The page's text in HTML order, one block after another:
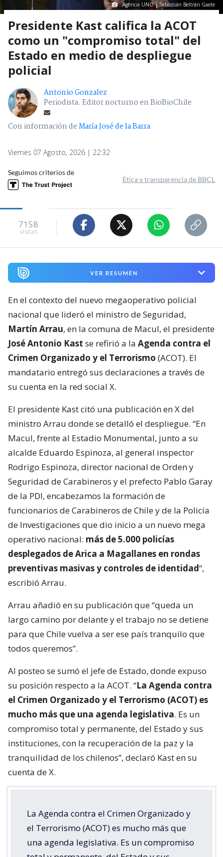
Agencia UNO | Sebastián Beltrán Gaete
Presidente Kast califica la ACOT
como un "compromiso total" del
Estado en medio de despliegue
policial
Antonio Gonzalez
Periodista. Editor nocturno en BioBioChile
Con información deMaría José de la Barra
Viernes 07 Agosto, 2026 | 22:32
Seguimos criterios de
Ética y transparencia de BBCL
7158
visitas
VER RESUMEN
En el contexto del nuevo megaoperativo policial
nacional que lideró el ministro de Seguridad,
Martín Arrau, en la comuna de Macul, el presidente
José Antonio Kast se refirió a la Agenda contra el
Crimen Organizado y el Terrorismo (ACOT). El
mandatario entregó sus declaraciones a través de
su cuenta en la red social X.
El presidente Kast citó una publicación en X del
ministro Arrau donde se detalló el despliegue. “En
Macul, frente al Estadio Monumental, junto a su
alcalde Eduardo Espinoza, al general inspector
Rodrigo Espinoza, director nacional de Orden y
Seguridad de Carabineros y el prefecto Pablo Garay
de la PDI, encabezamos la formación de
funcionarios de Carabineros de Chile y de la Policía
de Investigaciones que dio inicio a un nuevo mega
operativo nacional: más de 5.000 policías
desplegados de Arica a Magallanes en rondas
preventivas masivas y controles de identidad“,
escribió Arrau.
Arrau añadió en su publicación que “queda un
largo camino por delante y el trabajo no se detiene
para que Chile vuelva a ser ese país tranquilo que
todos queremos”.
Al posteo se sumó el jefe de Estado, donde expuso
su posición respecto a la ACOT. “La Agenda contra
el Crimen Organizado y el Terrorismo (ACOT) es
mucho más que una agenda legislativa. Es un
compromiso total y permanente, del Estado y sus
instituciones, con la recuperación de la paz y la
tranquilidad de los chilenos”, declaró Kast en su
cuenta de X.
La Agenda contra el Crimen Organizado y
el Terrorismo (ACOT) es mucho más que
una agenda legislativa. Es un compromiso